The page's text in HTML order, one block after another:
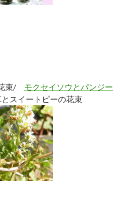
束/ モクセイソウとパンジー
スイートピーの花束